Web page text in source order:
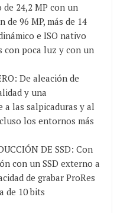
24,2 MP con un
96 MP, más de 14
e ISO nativo
con poca luz y con un
De aleación de
y una
las salpicaduras y al
los entornos más
DE SSD: Con
con un SSD externo a
de grabar ProRes
de 10 bits